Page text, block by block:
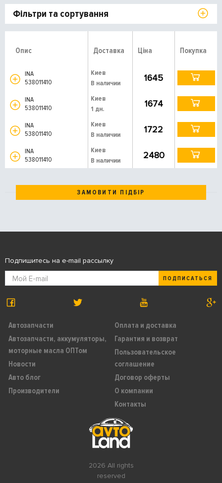
Фільтри та сортування
Опис Доставка Ціна Покупка
INA
538011410
Киев
В наличии
1645
INA
538011410
Киев
1 дн.
1674
INA
538011410
Киев
В наличии
1722
INA
538011410
Киев
В наличии
2480
ЗАМОВИТИ ПІДБІР
2026 All rights
reserved
Автозапчасти
Автозапчасти, аккумуляторы,
моторные масла ОПТом
Новости
Авто блог
Производители
Оплата и доставка
Гарантия и возврат
Пользовательское
соглашение
Договор оферты
О компании
Контакты
Подпишитесь на e-mail рассылку
ПОДПИСАТЬСЯ